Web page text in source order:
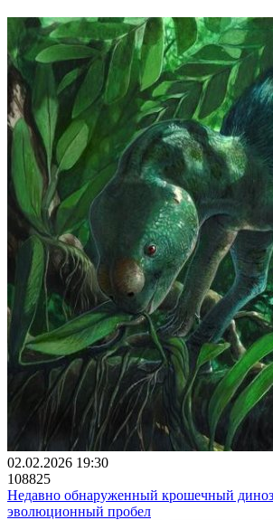
02.02.2026 19:30
108825
Недавно обнаруженный крошечный
эволюционный пробел